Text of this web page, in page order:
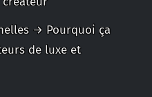
→ Pourquoi ça
de luxe et